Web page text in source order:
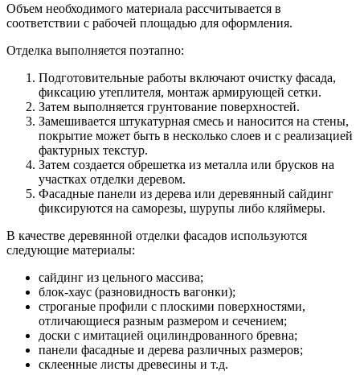
Объем необходимого материала рассчитывается в
соответствии с рабочей площадью для оформления.
Отделка выполняется поэтапно:
Подготовительные работы включают очистку фасада,
фиксацию утеплителя, монтаж армирующей сетки.
Затем выполняется грунтование поверхностей.
Замешивается штукатурная смесь и наносится на стены,
покрытие может быть в несколько слоев и с реализацией
фактурных текстур.
Затем создается обрешетка из металла или брусков на
участках отделки деревом.
Фасадные панели из дерева или деревянный сайдинг
фиксируются на саморезы, шурупы либо кляймеры.
В качестве деревянной отделки фасадов используются
следующие материалы:
сайдинг из цельного массива;
блок-хаус (разновидность вагонки);
строганые профили с плоскими поверхностями,
отличающиеся разным размером и сечением;
доски с имитацией оцилиндрованного бревна;
панели фасадные и дерева различных размеров;
склеенные листы древесины и т.д.